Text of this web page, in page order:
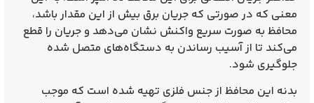
معنی که در صورتی که جریان برق بیش از این مقدار باشد،
محافظ به صورت سریع واکنش نشان می‌دهد و جریان را قطع
می‌کند تا از آسیب رساندن به دستگاه‌های متصل شده
جلوگیری شود.
بدنه این محافظ از جنس فلزی تهیه شده است که موجب